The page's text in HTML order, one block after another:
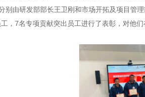
别由研发部部长王卫刚和市场开拓及项目管
7名专项贡献突出员工进行了表彰，对他